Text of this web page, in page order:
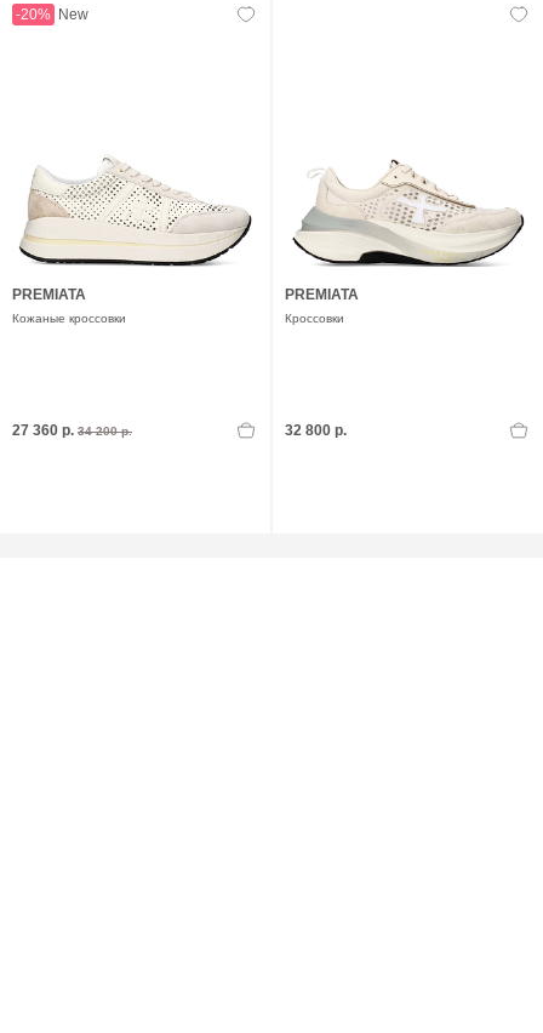
-20% New
PREMIATA
Кожаные кроссовки
27 360 р. 34 200 р.
PREMIATA
Кроссовки
32 800 р.